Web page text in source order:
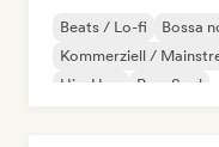
Beats / Lo-fi Bossa
Kommerziell /
Hip-Hop
Pop-Soul